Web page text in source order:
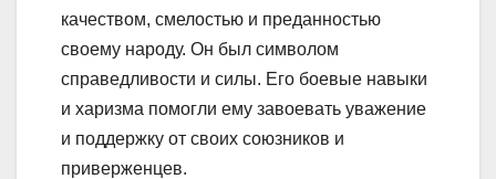
качеством, смелостью и преданностью
своему народу. Он был символом
справедливости и силы. Его боевые навыки
и харизма помогли ему завоевать уважение
и поддержку от своих союзников и
приверженцев.